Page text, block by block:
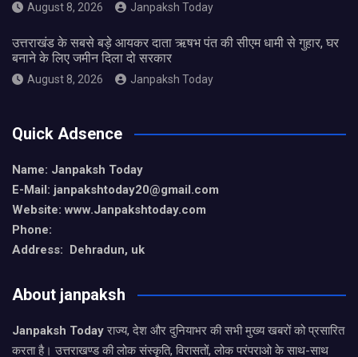
August 8, 2026 Janpaksh Today
उत्तराखंड के सबसे बड़े आयकर दाता ऋषभ पंत की सीएम धामी से गुहार, घर
बनाने के लिए जमीन दिला दो सरकार
August 8, 2026 Janpaksh Today
Quick Adsence
Name: Janpaksh Today
E-Mail: janpakshtoday20@gmail.com
Website: www.Janpakshtoday.com
Phone:
Address: Dehradun, uk
About janpaksh
Janpaksh Todayराज्य, देश और दुनियाभर की सभी मुख्य खबरों को प्रसारित
करता है। उत्तराखण्ड की लोक संस्कृति, विरासतों, लोक परंपराओ के साथ-साथ